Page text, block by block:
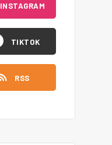
INSTAGRAM
TIKTOK
RSS